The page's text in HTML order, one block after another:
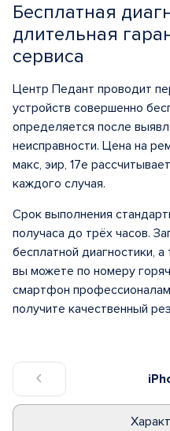
Бесплатная
длительная
сервиса
Центр Педант проводит
устройств совершенно
определяется после
неисправности. Цена на
макс, эир, 17е
каждого случая.
Срок выполнения
получаса до трёх часов.
бесплатной диагностики,
вы можете по номеру
смартфон
получите качественный